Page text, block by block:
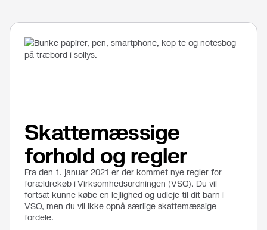
Skattemæssige
forhold og regler
Fra den 1. januar 2021 er der kommet nye regler for
forældrekøb i Virksomhedsordningen (VSO). Du vil
fortsat kunne købe en lejlighed og udleje til dit barn i
VSO, men du vil ikke opnå særlige skattemæssige
fordele.